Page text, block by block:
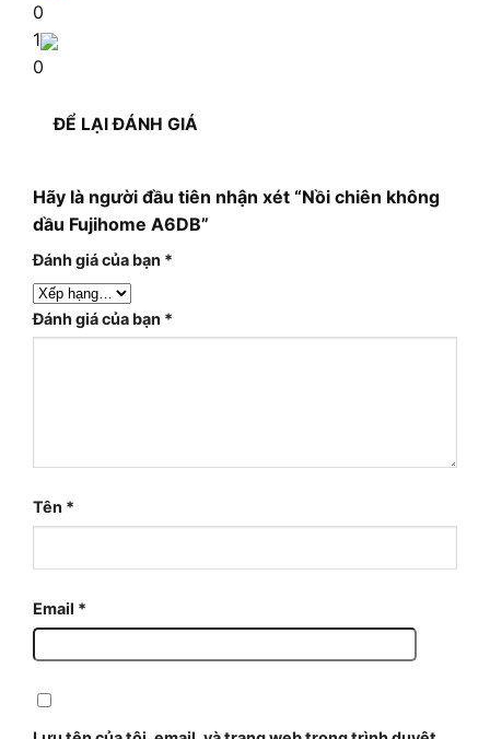
0
1
0
ĐỂ LẠI ĐÁNH GIÁ
Hãy là người đầu tiên nhận xét “Nồi chiên không
dầu Fujihome A6DB”
Đánh giá của bạn *
Đánh giá của bạn *
Tên *
Email *